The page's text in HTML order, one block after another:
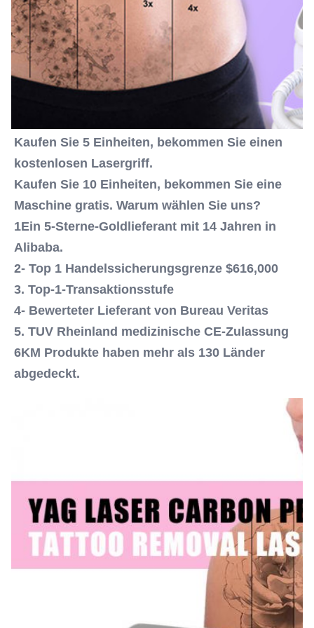
Verwendung
After-Sales Service Provided:
Kostenlose Ersatzteile, Online-Support,
Videotechnischer Support, Außeneinbau,
Inbetriebnahme und Au
Colour:
Rot, Blau, Rot, Weiß und so weiter.
OEM ODM Services:
- Ja, das ist es.
24 verschiedene Sprachen wählen können
Output Energy::
1 ~ 2000mJ (verstellbar)
Frequency:
1 bis 10 Hz
Wavelength::
1064nm, 532nm, 1320nm
Cooling System::
Luft+Wasser+Temperaturkontrolle
1~6mm
Kaufen Sie 5 Einheiten, bekommen Sie einen
kostenlosen Lasergriff.
Kaufen Sie 10 Einheiten, bekommen Sie eine
Maschine gratis. Warum wählen Sie uns?
1Ein 5-Sterne-Goldlieferant mit 14 Jahren in
Alibaba.
2- Top 1 Handelssicherungsgrenze $616,000
3. Top-1-Transaktionsstufe
4- Bewerteter Lieferant von Bureau Veritas
5. TUV Rheinland medizinische CE-Zulassung
6KM Produkte haben mehr als 130 Länder
abgedeckt.